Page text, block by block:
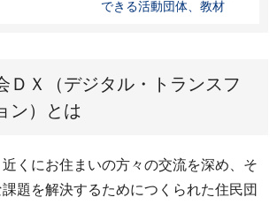
できる活動団体、教材
ＤＸ（デジタル・トランスフ
ン）とは
くにお住まいの方々の交流を深め、そ
題を解決するためにつくられた住民団